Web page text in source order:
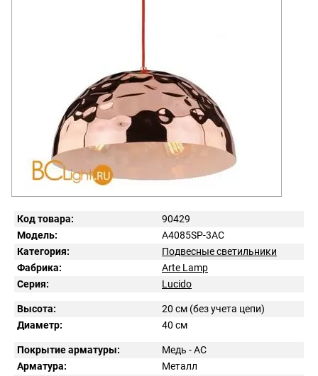
Код товара:
90429
Модель:
A4085SP-3AC
Категория:
Подвесные светильники
Фабрика:
Arte Lamp
Серия:
Lucido
Высота:
20 см (без учета цепи)
Диаметр:
40 см
Покрытие арматуры:
Медь - AC
Арматура:
Металл